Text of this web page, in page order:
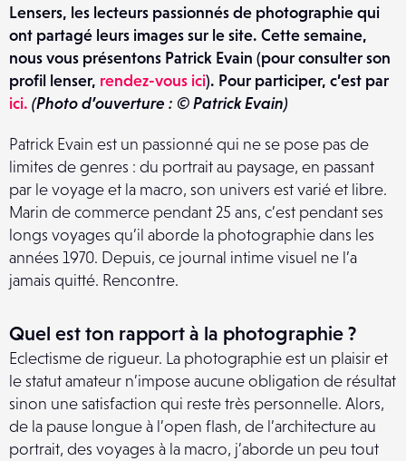
Lensers, les lecteurs passionnés de photographie qui
ont partagé leurs images sur le site. Cette semaine,
nous vous présentons Patrick Evain (pour consulter son
profil lenser, rendez-vous ici). Pour participer, c’est par
ici. (Photo d’ouverture : © Patrick Evain)
Patrick Evain est un passionné qui ne se pose pas de
limites de genres : du portrait au paysage, en passant
par le voyage et la macro, son univers est varié et libre.
Marin de commerce pendant 25 ans, c’est pendant ses
longs voyages qu’il aborde la photographie dans les
années 1970. Depuis, ce journal intime visuel ne l’a
jamais quitté. Rencontre.
Quel est ton rapport à la photographie ?
Eclectisme de rigueur. La photographie est un plaisir et
le statut amateur n’impose aucune obligation de résultat
sinon une satisfaction qui reste très personnelle. Alors,
de la pause longue à l’open flash, de l’architecture au
portrait, des voyages à la macro, j’aborde un peu tout